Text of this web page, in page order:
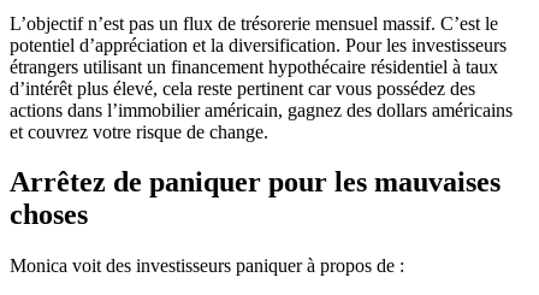
L’objectif n’est pas un flux de trésorerie mensuel massif. C’est le
potentiel d’appréciation et la diversification. Pour les investisseurs
étrangers utilisant un financement hypothécaire résidentiel à taux
d’intérêt plus élevé, cela reste pertinent car vous possédez des
actions dans l’immobilier américain, gagnez des dollars américains
et couvrez votre risque de change.
Arrêtez de paniquer pour les mauvaises
choses
Monica voit des investisseurs paniquer à propos de :